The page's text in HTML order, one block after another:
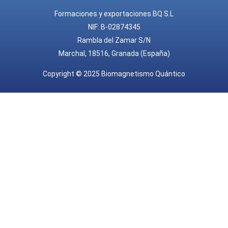
Formaciones y exportaciones BQ S.L
NIF: B-02874345
Rambla del Zamar S/N
Marchal, 18516, Granada (España)
Copyright © 2025 Biomagnetismo Quántico